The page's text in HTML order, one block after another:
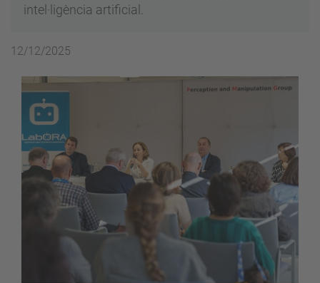
intel·ligència artificial.
12/12/2025